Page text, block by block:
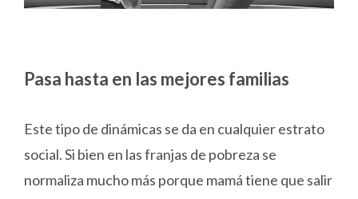
Pasa hasta en las mejores familias
Este tipo de dinámicas se da en cualquier estrato
social. Si bien en las franjas de pobreza se
normaliza mucho más porque mamá tiene que salir